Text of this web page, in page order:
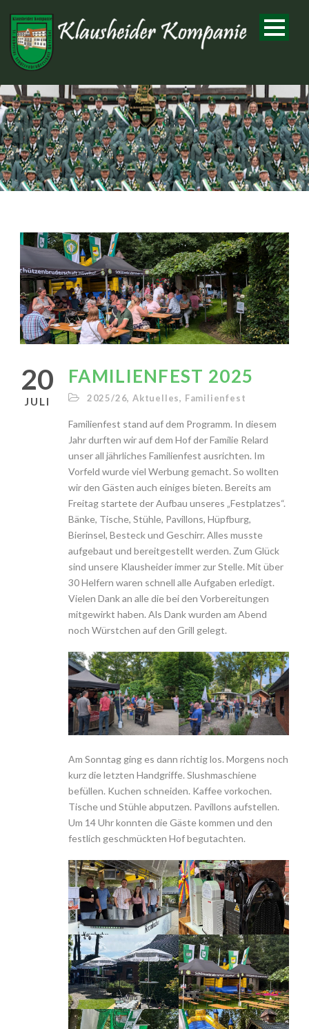
20
JULI
FAMILIENFEST 2025
2025/26, Aktuelles, Familienfest
Familienfest stand auf dem Programm. In diesem
Jahr durften wir auf dem Hof der Familie Relard
unser all jährliches Familienfest ausrichten. Im
Vorfeld wurde viel Werbung gemacht. So wollten
wir den Gästen auch einiges bieten. Bereits am
Freitag startete der Aufbau unseres „Festplatzes“.
Bänke, Tische, Stühle, Pavillons, Hüpfburg,
Bierinsel, Besteck und Geschirr. Alles musste
aufgebaut und bereitgestellt werden. Zum Glück
sind unsere Klausheider immer zur Stelle. Mit über
30 Helfern waren schnell alle Aufgaben erledigt.
Vielen Dank an alle die bei den Vorbereitungen
mitgewirkt haben. Als Dank wurden am Abend
noch Würstchen auf den Grill gelegt.
Am Sonntag ging es dann richtig los. Morgens noch
kurz die letzten Handgriffe. Slushmaschiene
befüllen. Kuchen schneiden. Kaffee vorkochen.
Tische und Stühle abputzen. Pavillons aufstellen.
Um 14 Uhr konnten die Gäste kommen und den
festlich geschmückten Hof begutachten.